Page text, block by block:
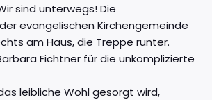
sind unterwegs! Die
evangelischen Kirchengemeinde
am Haus, die Treppe runter.
Fichtner für die unkomplizierte
leibliche Wohl gesorgt wird,